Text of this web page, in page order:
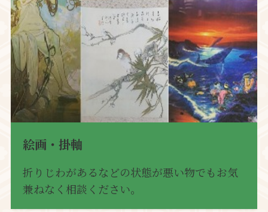
絵画・掛軸
折りじわがあるなどの状態が悪い物でもお気
兼ねなく相談ください。